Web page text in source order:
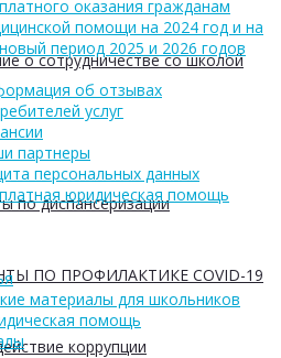
о сотрудничестве со школой
по диспансеризации
ПО ПРОФИЛАКТИКЕ COVID-19
коррупции
оказания гражданам
помощи на 2024 год и на
период 2025 и 2026 годов
об отзывах
услуг
партнеры
персональных данных
юридическая помощь
материалы для школьников
помощь